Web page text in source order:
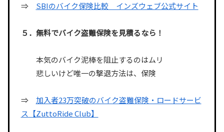
⇒ SBIのバイク保険比較 インズウェブ公式サイト
５．無料でバイク盗難保険を見積るなら！
本気のバイク泥棒を阻止するのはムリ
悲しいけど唯一の撃退方法は、保険
⇒ 加入者23万突破のバイク盗難保険・ロードサービ
ス【ZuttoRide Club】